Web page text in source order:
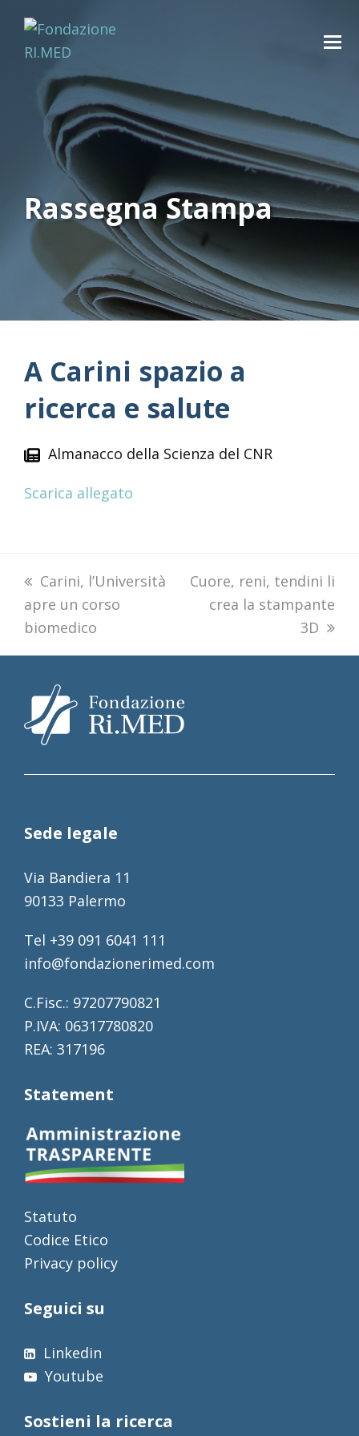
Rassegna Stampa
A Carini spazio a
ricerca e salute
Almanacco della Scienza del CNR
Scarica allegato
previous
post:
Carini, l’Università
apre un corso
biomedico
next
post:
Cuore, reni, tendini li
crea la stampante
3D
Sede legale
Via Bandiera 11
90133 Palermo
Tel +39 091 6041 111
info@fondazionerimed.com
C.Fisc.: 97207790821
P.IVA: 06317780820
REA: 317196
Statement
Statuto
Codice Etico
Privacy policy
Seguici su
Linkedin
Youtube
Sostieni la ricerca